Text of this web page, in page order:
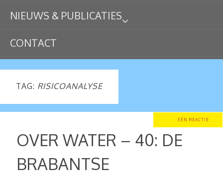
NIEUWS & PUBLICATIES
CONTACT
TAG: RISICOANALYSE
EÉN REACTIE
OVER WATER – 40: DE
BRABANTSE